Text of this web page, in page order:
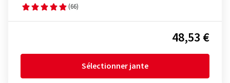
(66)
48,53 €
Sélectionner jante